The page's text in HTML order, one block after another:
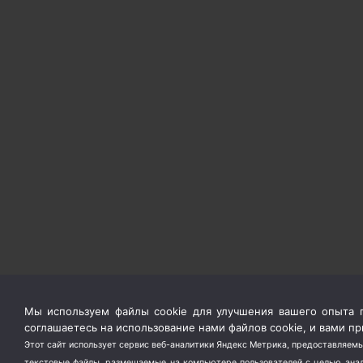
Мы используем файлы cookie для улучшения вашего опыта
соглашаетесь на использование нами файлов cookie, и вами
Этот сайт использует сервис веб-аналитики Яндекс Метрика,